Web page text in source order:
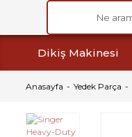
Dikiş Makinesi
Anasayfa Yedek Parça